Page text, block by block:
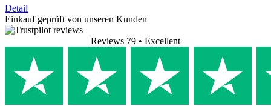
Detail
Einkauf geprüft von unseren Kunden
Reviews 79 • Excellent